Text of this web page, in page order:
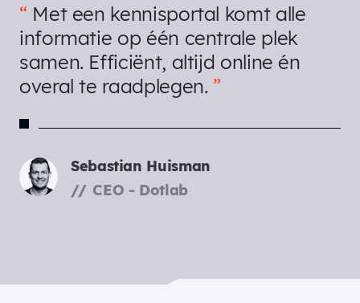
Met een kennisportal komt alle
informatie op één centrale plek
samen. Efficiënt, altijd online én
overal te raadplegen.
Sebastian Huisman
CEO - Dotlab